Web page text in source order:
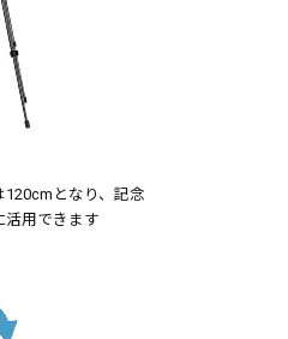
となり、記念
活用できます